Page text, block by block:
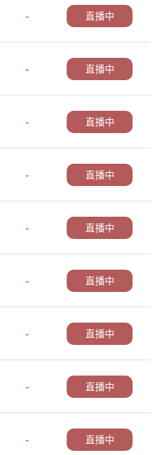
-
直播中
-
直播中
-
直播中
-
直播中
-
直播中
-
直播中
-
直播中
-
直播中
-
直播中